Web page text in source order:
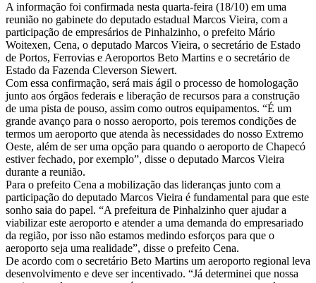
A informação foi confirmada nesta quarta-feira (18/10) em uma
reunião no gabinete do deputado estadual Marcos Vieira, com a
participação de empresários de Pinhalzinho, o prefeito Mário
Woitexen, Cena, o deputado Marcos Vieira, o secretário de Estado
de Portos, Ferrovias e Aeroportos Beto Martins e o secretário de
Estado da Fazenda Cleverson Siewert.
Com essa confirmação, será mais ágil o processo de homologação
junto aos órgãos federais e liberação de recursos para a construção
de uma pista de pouso, assim como outros equipamentos. “É um
grande avanço para o nosso aeroporto, pois teremos condições de
termos um aeroporto que atenda às necessidades do nosso Extremo
Oeste, além de ser uma opção para quando o aeroporto de Chapecó
estiver fechado, por exemplo”, disse o deputado Marcos Vieira
durante a reunião.
Para o prefeito Cena a mobilização das lideranças junto com a
participação do deputado Marcos Vieira é fundamental para que este
sonho saia do papel. “A prefeitura de Pinhalzinho quer ajudar a
viabilizar este aeroporto e atender a uma demanda do empresariado
da região, por isso não estamos medindo esforços para que o
aeroporto seja uma realidade”, disse o prefeito Cena.
De acordo com o secretário Beto Martins um aeroporto regional leva
desenvolvimento e deve ser incentivado. “Já determinei que nossa